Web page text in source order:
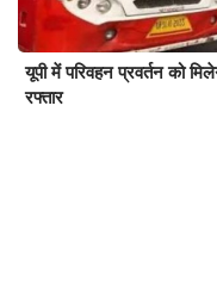
यूपी में परिवहन प्रवर्तन को
रफ्तार